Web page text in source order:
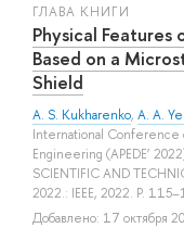
ГЛАВА КНИГИ
Physical
Based on a
Shield
A. S. Kukharenko, A. A.
International Conference
Engineering (APEDE’
SCIENTIFIC AND
2022.: IEEE, 2022. P.
Добавлено: 17 октября